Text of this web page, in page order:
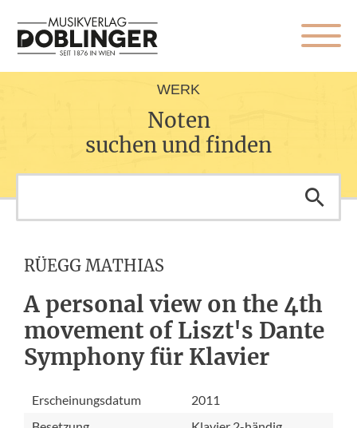
WERK
Noten
suchen und finden
RÜEGG MATHIAS
A personal view on the 4th
movement of Liszt's Dante
Symphony für Klavier
Erscheinungsdatum
2011